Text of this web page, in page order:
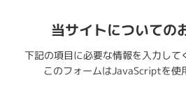
当サイトについての
下記の項目に必要な情報を入力して
このフォームはJavaScriptを使